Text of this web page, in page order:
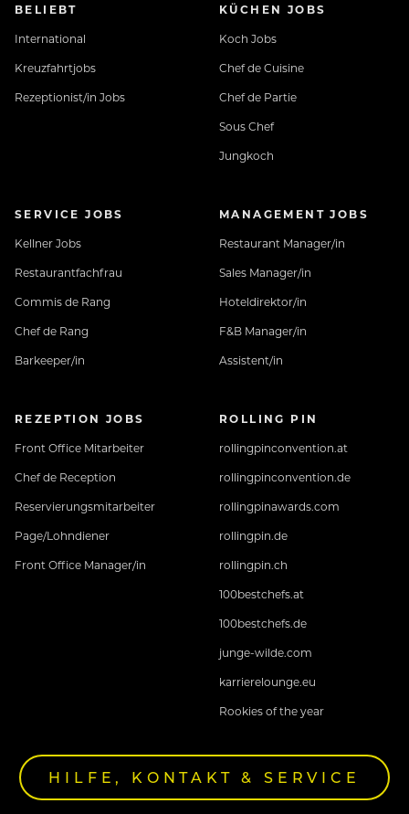
BELIEBT
International
Kreuzfahrtjobs
Rezeptionist/in Jobs
KÜCHEN JOBS
Koch Jobs
Chef de Cuisine
Chef de Partie
Sous Chef
Jungkoch
SERVICE JOBS
Kellner Jobs
Restaurantfachfrau
Commis de Rang
Chef de Rang
Barkeeper/in
MANAGEMENT JOBS
Restaurant Manager/in
Sales Manager/in
Hoteldirektor/in
F&B Manager/in
Assistent/in
REZEPTION JOBS
Front Office Mitarbeiter
Chef de Reception
Reservierungsmitarbeiter
Page/Lohndiener
Front Office Manager/in
ROLLING PIN
rollingpinconvention.at
rollingpinconvention.de
rollingpinawards.com
rollingpin.de
rollingpin.ch
100bestchefs.at
100bestchefs.de
junge-wilde.com
karrierelounge.eu
Rookies of the year
HILFE, KONTAKT & SERVICE